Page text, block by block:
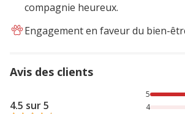
compagnie heureux.
Engagement en faveur du bien-
Avis des clients
4.5 sur 5
83% des personnes lont noté avec
5
4